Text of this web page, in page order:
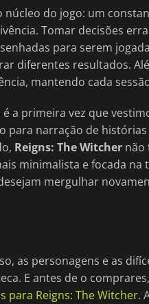
núcleo do jogo: um
Tomar decisões
para serem
diferentes resultados.
mantendo cada
a primeira vez que
para narração de
Reigns: The Witcher não
minimalista e focada
mergulhar
as personagens e as
E antes de o
para Reigns: The Witcher.